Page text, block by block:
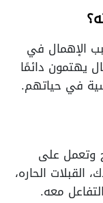
الإهمال في
يهتمون دائمًا
في حياتهم.
وتعمل على
الحاره،
معه.